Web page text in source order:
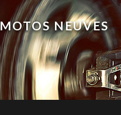
MOTOS NEUVES